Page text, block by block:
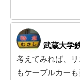
武蔵大学
考えてみれば、
もケーブルカー